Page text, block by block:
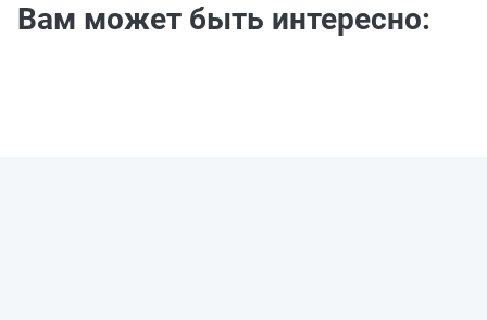
Вам может быть интересно: